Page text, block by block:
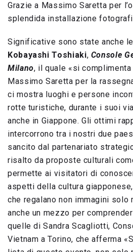
Grazie a Massimo Saretta per
splendida installazione
Significative sono state anche
Kobayashi Toshiaki, Console
Milano, il quale «si
Massimo Saretta per la
ci mostra luoghi e persone
rotte turistiche, durante i suoi
anche in Giappone. Gli ottimi
intercorrono tra i nostri due
sancito dal partenariato
risalto da proposte culturali
permette ai visitatori di
aspetti della cultura
che regalano non immagini solo
anche un mezzo per
quelle di Sandra Scagliotti,
Vietnam a Torino, che afferma